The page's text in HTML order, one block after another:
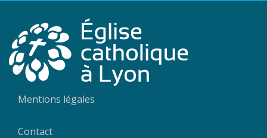
Mentions légales
Contact